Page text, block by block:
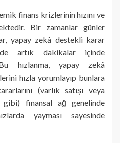
finans krizlerinin hızını ve
Bir zamanlar günler
yapay zekâ destekli karar
artık dakikalar içinde
hızlanma, yapay zekâ
hızla yorumlayıp bunlara
(varlık satışı veya
gibi) finansal ağ genelinde
yayması sayesinde